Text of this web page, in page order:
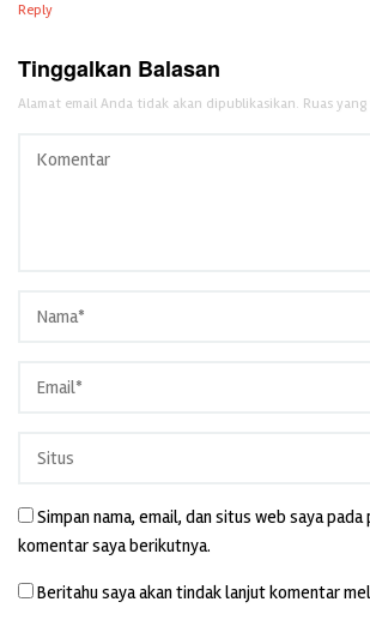
Reply
Tinggalkan Balasan
Alamat email Anda tidak akan dipublikasikan. Ruas
Simpan nama, email, dan situs web saya
komentar saya berikutnya.
Beritahu saya akan tindak lanjut komentar